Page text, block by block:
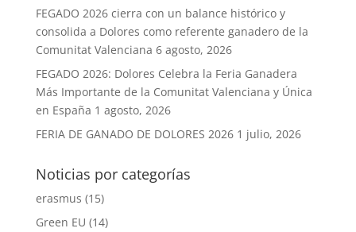
FEGADO 2026 cierra con un balance histórico y
consolida a Dolores como referente ganadero de la
Comunitat Valenciana 6 agosto, 2026
FEGADO 2026: Dolores Celebra la Feria Ganadera
Más Importante de la Comunitat Valenciana y Única
en España 1 agosto, 2026
FERIA DE GANADO DE DOLORES 2026 1 julio, 2026
Noticias por categorías
erasmus (15)
Green EU (14)